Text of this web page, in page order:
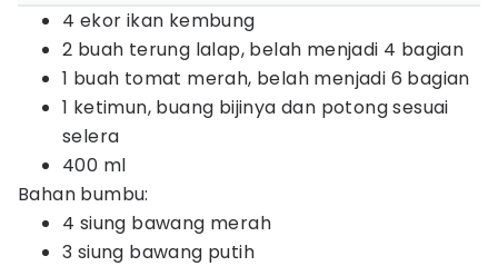
4 ekor ikan kembung
2 buah terung lalap, belah menjadi 4 bagian
1 buah tomat merah, belah menjadi 6 bagian
1 ketimun, buang bijinya dan potong sesuai
selera
400 ml
Bahan bumbu:
4 siung bawang merah
3 siung bawang putih